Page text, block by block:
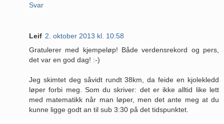
Svar
Leif 2. oktober 2013 kl. 10:58
Gratulerer med kjempeløp! Både verdensrekord og pers,
det var en god dag! :-)
Jeg skimtet deg såvidt rundt 38km, da feide en kjolekledd
løper forbi meg. Som du skriver: det er ikke alltid like lett
med matematikk når man løper, men det ante meg at du
kunne ligge godt an til sub 3:30 på det tidspunktet.